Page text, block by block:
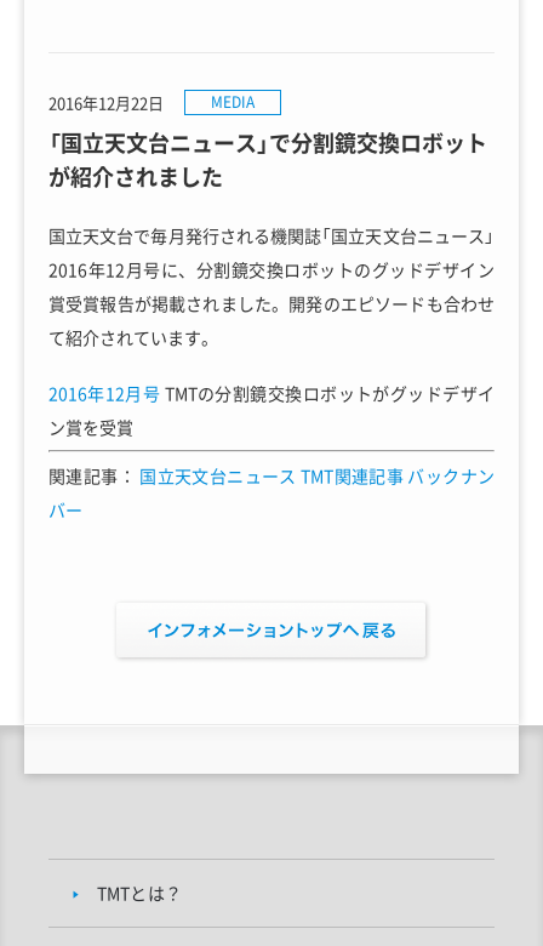
「国立天文台ニュース」で分割鏡交換ロボット
が紹介されました
2016年12月22日 MEDIA
国立天文台で毎月発行される機関誌「国立天文台ニュース」
2016年12月号に、分割鏡交換ロボットのグッドデザイン
賞受賞報告が掲載されました。開発のエピソードも合わせ
て紹介されています。
2016年12月号 TMTの分割鏡交換ロボットがグッドデザイ
ン賞を受賞
関連記事： 国立天文台ニュース TMT関連記事 バックナン
バー
TMTとは？